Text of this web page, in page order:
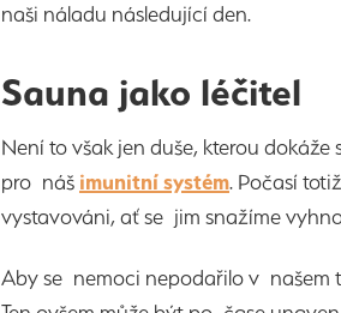
naši náladu následující den.
Sauna jako léčitel
Není to však jen duše, kterou
pro náš imunitní systém. Počasí
vystavováni, ať se jim snažíme
Aby se nemoci nepodařilo v našem